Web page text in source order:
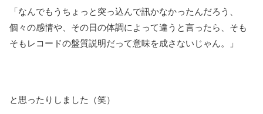
「なんでもうちょっと突っ込んで訊かなかったんだろう、
個々の感情や、その日の体調によって違うと言ったら、そも
そもレコードの盤質説明だって意味を成さないじゃん。」
と思ったりしました（笑）